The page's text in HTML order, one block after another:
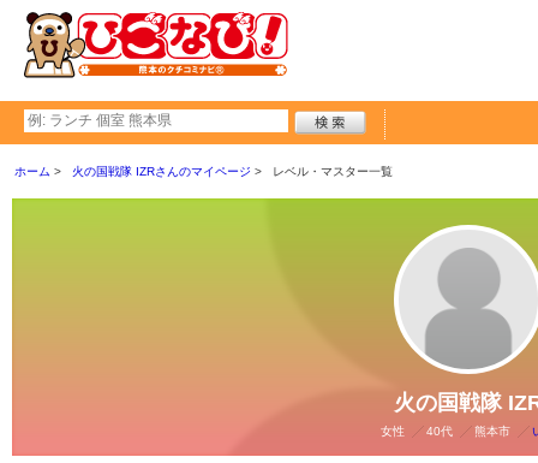
ホーム 火の国戦隊 IZRさんのマイページ レベル・マスター一覧
火の国戦隊
女性 40代 熊本市